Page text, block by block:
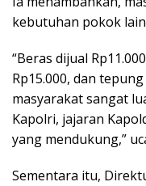
kebutuhan pokok
“Beras dijual
Rp15.000, dan
masyarakat sangat
Kapolri, jajaran
yang mendukung,”
Sementara itu,